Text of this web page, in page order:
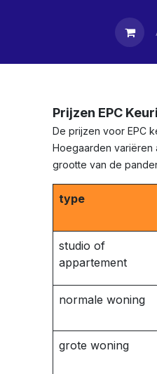
Contact
Prijzen EPC
De prijzen voor EPC
Hoegaarden variëren
grootte van de
type
studio of
appartement
normale woning
grote woning